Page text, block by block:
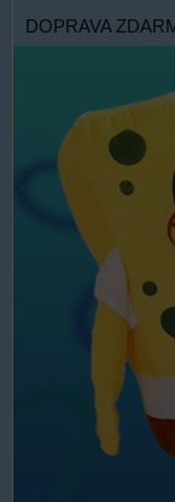
DOPRAVA